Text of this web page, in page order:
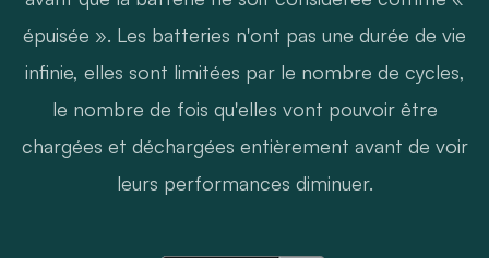
épuisée ». Les batteries n'ont pas une durée de vie
infinie, elles sont limitées par le nombre de cycles,
le nombre de fois qu'elles vont pouvoir être
chargées et déchargées entièrement avant de voir
leurs performances diminuer.